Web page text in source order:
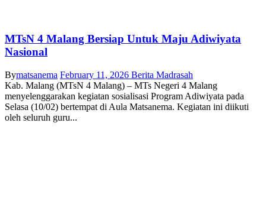
MTsN 4 Malang Bersiap Untuk Maju Adiwiyata
Nasional
Bymatsanema February 11, 2026 Berita Madrasah
Kab. Malang (MTsN 4 Malang) – MTs Negeri 4 Malang
menyelenggarakan kegiatan sosialisasi Program Adiwiyata pada
Selasa (10/02) bertempat di Aula Matsanema. Kegiatan ini diikuti
oleh seluruh guru...